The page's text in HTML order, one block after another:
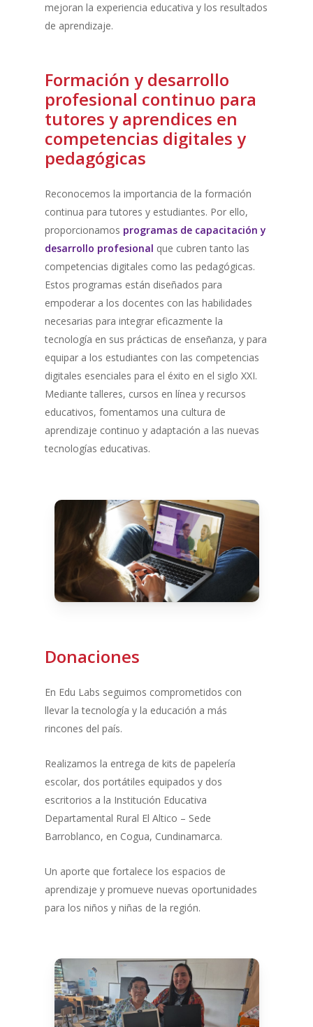
mejoran la experiencia educativa y los resultados
de aprendizaje.
Formación y desarrollo
profesional continuo para
tutores y aprendices en
competencias digitales y
pedagógicas
Reconocemos la importancia de la formación
continua para tutores y estudiantes. Por ello,
proporcionamos programas de capacitación y
desarrollo profesional que cubren tanto las
competencias digitales como las pedagógicas.
Estos programas están diseñados para
empoderar a los docentes con las habilidades
necesarias para integrar eficazmente la
tecnología en sus prácticas de enseñanza, y para
equipar a los estudiantes con las competencias
digitales esenciales para el éxito en el siglo XXI.
Mediante talleres, cursos en línea y recursos
educativos, fomentamos una cultura de
aprendizaje continuo y adaptación a las nuevas
tecnologías educativas.
Donaciones
En Edu Labs seguimos comprometidos con
llevar la tecnología y la educación a más
rincones del país.
Realizamos la entrega de kits de papelería
escolar, dos portátiles equipados y dos
escritorios a la Institución Educativa
Departamental Rural El Altico – Sede
Barroblanco, en Cogua, Cundinamarca.
Un aporte que fortalece los espacios de
aprendizaje y promueve nuevas oportunidades
para los niños y niñas de la región.